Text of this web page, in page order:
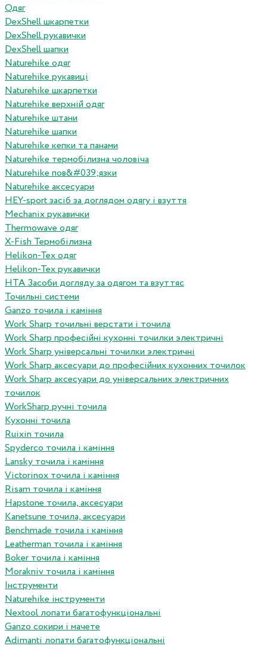
Одяг
DexShell шкарпетки
DexShell рукавички
DexShell шапки
Naturehike одяг
Naturehike рукавиці
Naturehike шкарпетки
Naturehike верхній одяг
Naturehike штани
Naturehike шапки
Naturehike кепки та панами
Naturehike термобілизна чоловіча
Naturehike пов&#039;язки
Naturehike аксесуари
HEY-sport засіб за доглядом одягу і взуття
Mechanix рукавички
Thermowave одяг
X-Fish Термобілизна
Helikon-Tex одяг
Helikon-Tex рукавички
HTA Засоби догляду за одягом та взуттяс
Точильні системи
Ganzo точила і каміння
Work Sharp точильні верстати і точила
Work Sharp професiйнi кухоннi точилки электричнi
Work Sharp унiверсальнi точилки электричнi
Work Sharp аксесуари до професiйних кухонних точилок
Work Sharp аксесуари до унiверсальних электричних
точилок
WorkSharp ручні точила
Кухонні точила
Ruixin точила
Spyderco точила і каміння
Lansky точила і каміння
Victorinox точила і каміння
Risam точила і каміння
Hapstone точила, аксесуари
Kanetsune точила, аксесуари
Benchmade точила і каміння
Leatherman точила і каміння
Boker точила і каміння
Morakniv точила і каміння
Інструменти
Naturehike інструменти
Nextool лопати багатофункціональні
Ganzo сокири і мачете
Adimanti лопати багатофункціональні